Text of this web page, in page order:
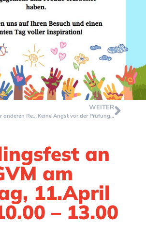
Interesse an der anderen Religion – Besuch einer Moschee
WEITER
Keine Angst vor der Prüfung! – Workshop für 10.Klässler*innen
an
am
11.April
– 13.00